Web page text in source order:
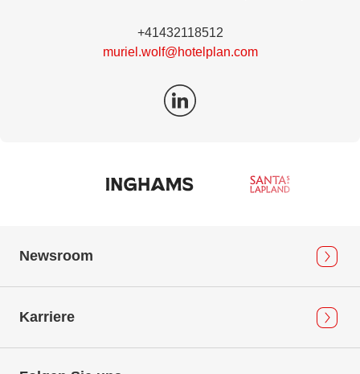
+41432118512
muriel.wolf@hotelplan.com
Newsroom
Karriere